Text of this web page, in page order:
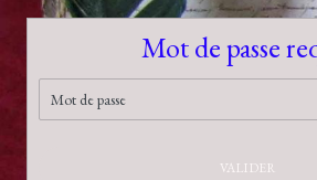
Mot de passe
VALIDER